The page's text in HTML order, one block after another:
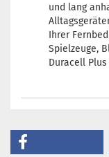
und lang
Ihrer
Spielzeuge,
Duracell